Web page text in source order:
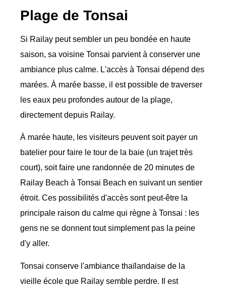
Plage de Tonsai
Si Railay peut sembler un peu bondée en haute
saison, sa voisine Tonsai parvient à conserver une
ambiance plus calme. L'accès à Tonsai dépend des
marées. À marée basse, il est possible de traverser
les eaux peu profondes autour de la plage,
directement depuis Railay.
À marée haute, les visiteurs peuvent soit payer un
batelier pour faire le tour de la baie (un trajet très
court), soit faire une randonnée de 20 minutes de
Railay Beach à Tonsai Beach en suivant un sentier
étroit. Ces possibilités d'accès sont peut-être la
principale raison du calme qui règne à Tonsai : les
gens ne se donnent tout simplement pas la peine
d'y aller.
Tonsai conserve l'ambiance thaïlandaise de la
vieille école que Railay semble perdre. Il est